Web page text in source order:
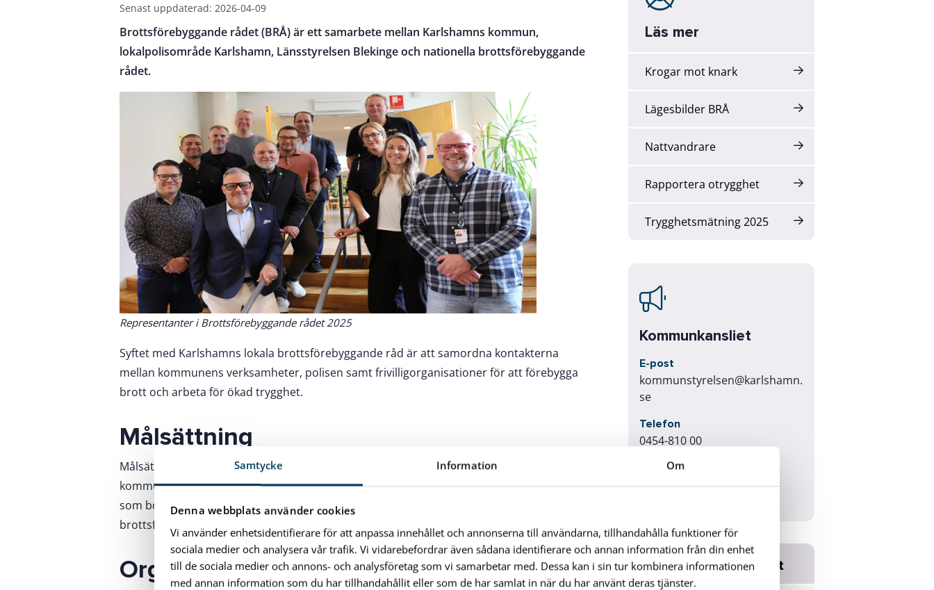
Samtycke Information Om
Denna webbplats använder cookies
Vi använder enhetsidentifierare för att anpassa innehållet och annonserna till användarna, tillhandahålla funktioner för
sociala medier och analysera vår trafik. Vi vidarebefordrar även sådana identifierare och annan information från din enhet
till de sociala medier och annons- och analysföretag som vi samarbetar med. Dessa kan i sin tur kombinera informationen
med annan information som du har tillhandahållit eller som de har samlat in när du har använt deras tjänster.
Senast uppdaterad: 2026-04-09
Brottsförebyggande rådet (BRÅ) är ett samarbete mellan Karlshamns kommun,
lokalpolisområde Karlshamn, Länsstyrelsen Blekinge och nationella brottsförebyggande
rådet.
Representanter i Brottsförebyggande rådet 2025
Syftet med Karlshamns lokala brottsförebyggande råd är att samordna kontakterna
mellan kommunens verksamheter, polisen samt frivilligorganisationer för att förebygga
brott och arbeta för ökad trygghet.
Målsättning
Målsättningen är att verka för att minska brottsligheten och öka tryggheten i Karlshamns
kommun genom att ta fram fakta och sprida kunskap om brottsförebyggande arbete. Alla
som bor, lever och verkar i kommunen har en möjlighet att påverka det
brottsförebyggande arbetet. Dialog och samverkan är nyckelord i detta sammanhang.
Organisation
Läs mer
Krogar mot knark
Lägesbilder BRÅ
Nattvandrare
Rapportera otrygghet
Trygghetsmätning 2025
Kommunkansliet
E-post
kommunstyrelsen@karlshamn.
se
Telefon
0454-810 00
Adress
Rådhusgatan 10
Relaterade dokument